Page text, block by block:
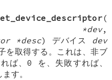
(
*dev,
*desc) デバイス dev
を取得する。これは、非ブ
ば、0 を、失敗すれば、
す。